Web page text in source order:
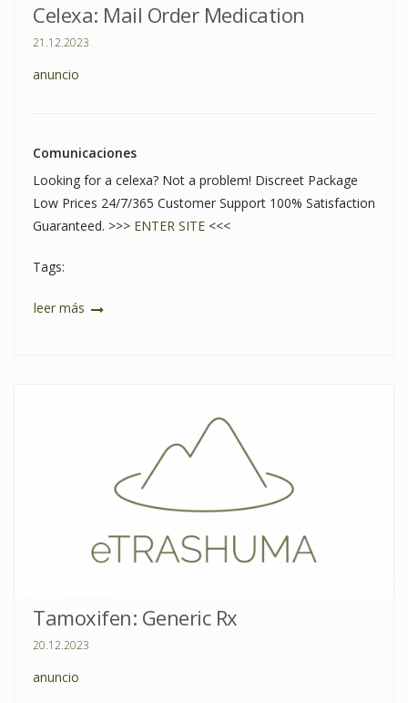
Celexa: Mail Order Medication
21.12.2023
anuncio
Comunicaciones
Looking for a celexa? Not a problem! Discreet Package
Low Prices 24/7/365 Customer Support 100% Satisfaction
Guaranteed. >>> ENTER SITE <<<
Tags:
leer más
Tamoxifen: Generic Rx
20.12.2023
anuncio